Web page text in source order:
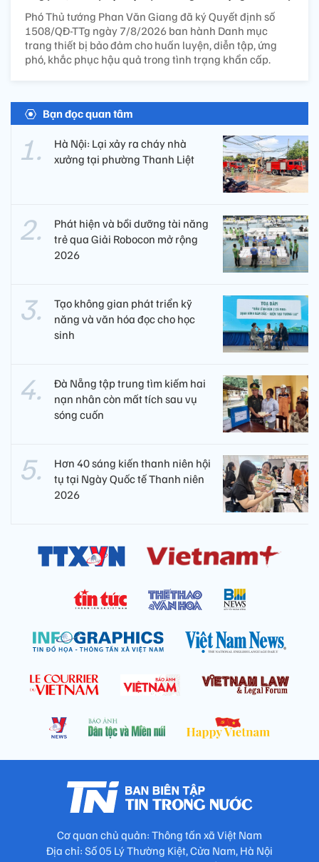
Phó Thủ tướng Phan Văn Giang đã ký Quyết định số
1508/QĐ-TTg ngày 7/8/2026 ban hành Danh mục
trang thiết bị bảo đảm cho huấn luyện, diễn tập, ứng
phó, khắc phục hậu quả trong tình trạng khẩn cấp.
Bạn đọc quan tâm
Hà Nội: Lại xảy ra cháy nhà
xưởng tại phường Thanh Liệt
Phát hiện và bồi dưỡng tài năng
trẻ qua Giải Robocon mở rộng
2026
Tạo không gian phát triển kỹ
năng và văn hóa đọc cho học
sinh
Đà Nẵng tập trung tìm kiếm hai
nạn nhân còn mất tích sau vụ
sóng cuốn
Hơn 40 sáng kiến thanh niên hội
tụ tại Ngày Quốc tế Thanh niên
2026
Cơ quan chủ quản: Thông tấn xã Việt Nam
Địa chỉ: Số 05 Lý Thường Kiệt, Cửa Nam, Hà Nội